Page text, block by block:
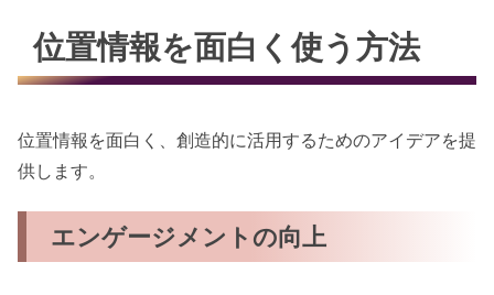
位置情報を面白く使う方法
位置情報を面白く、創造的に活用するためのアイデアを提
供します。
エンゲージメントの向上